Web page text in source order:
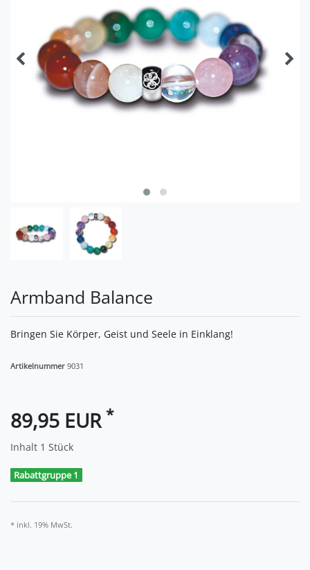
Armband Balance
Bringen Sie Körper, Geist und Seele in Einklang!
Artikelnummer 9031
89,95 EUR *
Inhalt 1 Stück
Rabattgruppe 1
* inkl. 19% MwSt.